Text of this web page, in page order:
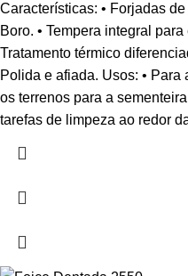
Características: • Forjadas
Boro. • Tempera integral
Tratamento térmico
Polida e afiada. Usos: • Para
os terrenos para a
tarefas de limpeza ao redor